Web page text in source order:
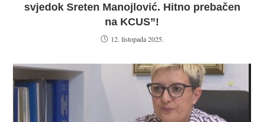
svjedok Sreten Manojlović. Hitno prebačen
na KCUS”!
12. listopada 2025.